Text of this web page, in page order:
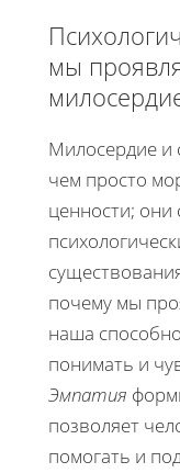
мы
Милосердие и
чем просто
ценности; они
почему мы
наша
понимать и
Эмпатия
позволяет
помогать и